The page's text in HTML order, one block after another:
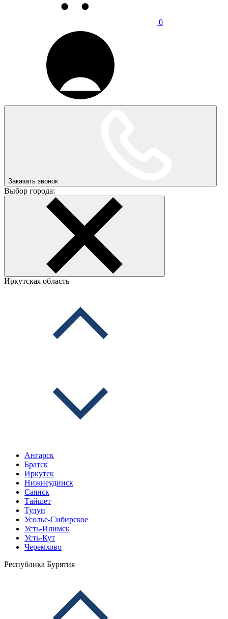
0
Заказать звонок
Выбор города:
Иркутская область
Ангарск
Братск
Иркутск
Нижнеудинск
Саянск
Тайшет
Тулун
Усолье-Сибирское
Усть-Илимск
Усть-Кут
Черемхово
Республика Бурятия